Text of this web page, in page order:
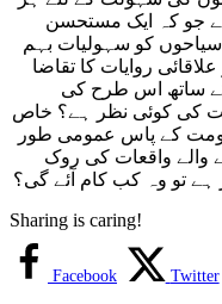
ہے جو کہ ایک مستحسن
سیاحوں کو سہولیات بہم
روایات کا تقاضا
ساتھ اس طرح کی
کی کوئی نظر ہے؟ خاص
کے پاس عمومی طور
والے واقعات کی روک
تو وہ کب کام آئے گی؟
Sharing is caring!
Facebook Twitter